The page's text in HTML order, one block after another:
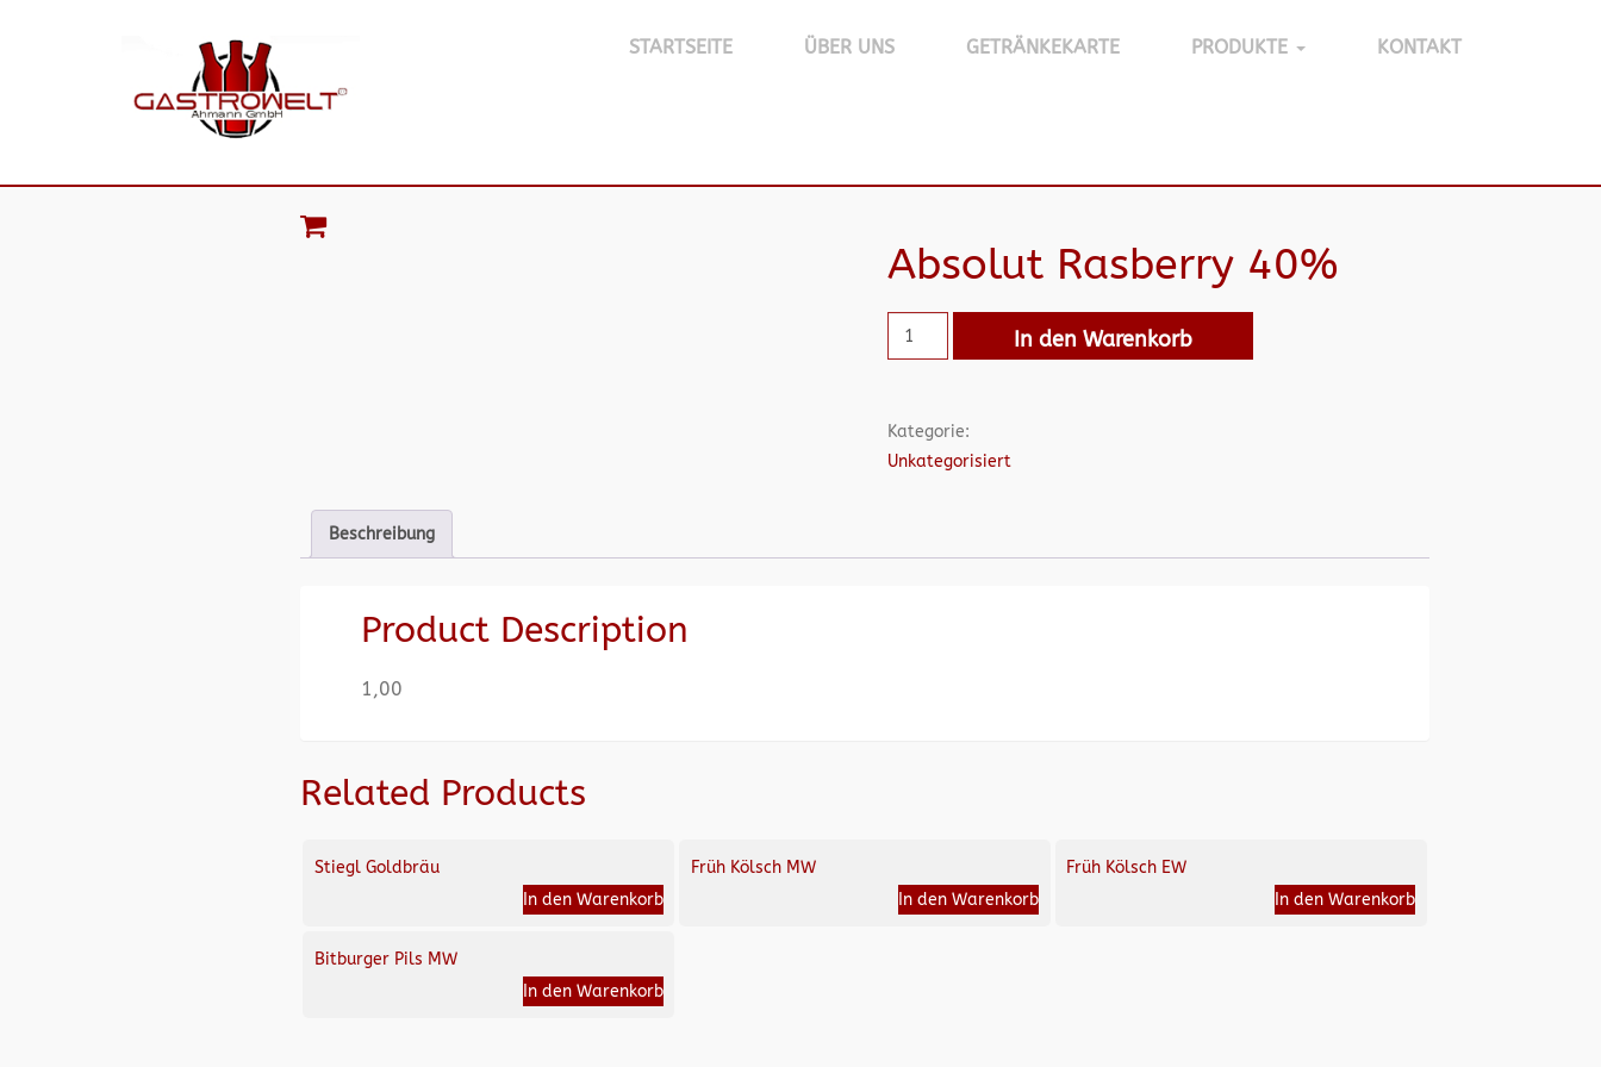
STARTSEITE ÜBER UNS GETRÄNKEKARTE PRODUKTE KONTAKT
Absolut Rasberry 40%
In den Warenkorb
Kategorie:
Unkategorisiert
Beschreibung
Product Description
1,00
Related Products
Stiegl Goldbräu
In den Warenkorb
Früh Kölsch MW
In den Warenkorb
Früh Kölsch EW
In den Warenkorb
Bitburger Pils MW
In den Warenkorb